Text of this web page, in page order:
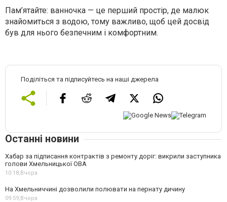
Пам’ятайте: ванночка — це перший простір, де малюк
знайомиться з водою, тому важливо, щоб цей досвід
був для нього безпечним і комфортним.
Поділіться та підписуйтесь на наші джерела
Останні новини
Хабар за підписання контрактів з ремонту доріг: викрили заступника
голови Хмельницької ОВА
10:18,Вчора
На Хмельниччині дозволили полювати на пернату дичину
09:59,Вчора